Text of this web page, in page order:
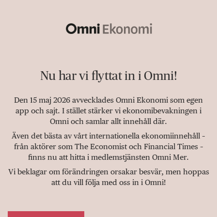
Nu har vi flyttat in i Omni!
Den 15 maj 2026 avvecklades Omni Ekonomi som egen
app och sajt. I stället stärker vi ekonomibevakningen i
Omni och samlar allt innehåll där.
Även det bästa av vårt internationella ekonomiinnehåll –
från aktörer som The Economist och Financial Times –
finns nu att hitta i medlemstjänsten Omni Mer.
Vi beklagar om förändringen orsakar besvär, men hoppas
att du vill följa med oss in i Omni!